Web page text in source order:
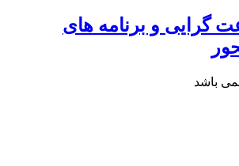
گرایی و برنامه های
باشد